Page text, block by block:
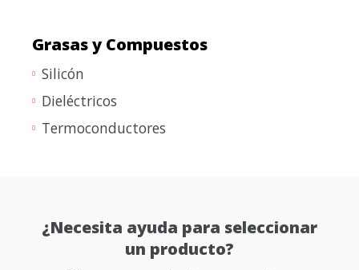
Grasas y Compuestos
Silicón
Dieléctricos
Termoconductores
¿Necesita ayuda para seleccionar
un producto?